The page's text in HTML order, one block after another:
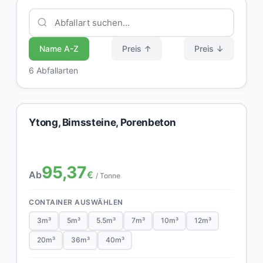
Name A-Z Preis ↑ Preis ↓
6 Abfallarten
Ytong, Bimssteine, Porenbeton
Ab95,37€ / Tonne
CONTAINER AUSWÄHLEN
3m³ 5m³ 5.5m³ 7m³ 10m³ 12m³
20m³ 36m³ 40m³